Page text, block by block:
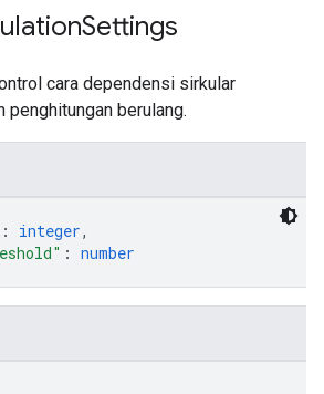
Settings
cara dependensi sirkular
berulang.
: integer,
: number